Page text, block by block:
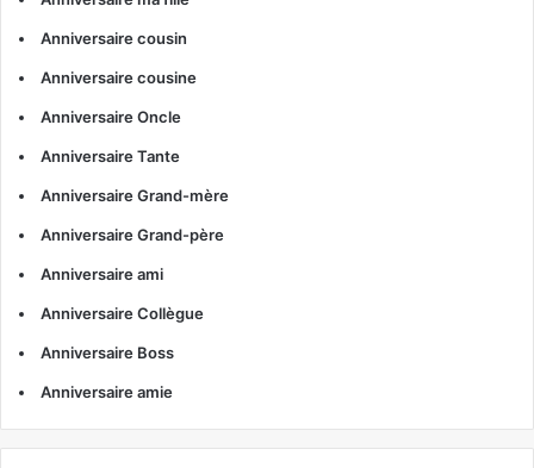
Anniversaire cousin
Anniversaire cousine
Anniversaire Oncle
Anniversaire Tante
Anniversaire Grand-mère
Anniversaire Grand-père
Anniversaire ami
Anniversaire Collègue
Anniversaire Boss
Anniversaire amie